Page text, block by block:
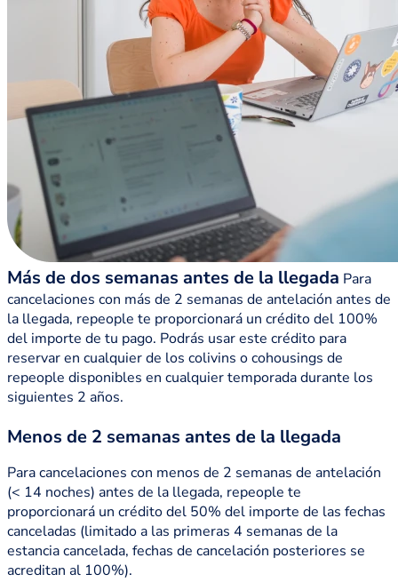
Más de dos semanas antes de la llegada Para
cancelaciones con más de 2 semanas de antelación antes de
la llegada, repeople te proporcionará un crédito del 100%
del importe de tu pago. Podrás usar este crédito para
reservar en cualquier de los colivins o cohousings de
repeople disponibles en cualquier temporada durante los
siguientes 2 años.
Menos de 2 semanas antes de la llegada
Para cancelaciones con menos de 2 semanas de antelación
(< 14 noches) antes de la llegada, repeople te
proporcionará un crédito del 50% del importe de las fechas
canceladas (limitado a las primeras 4 semanas de la
estancia cancelada, fechas de cancelación posteriores se
acreditan al 100%).